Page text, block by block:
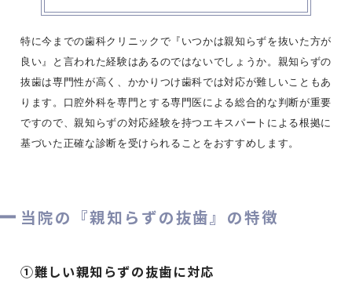
特に今までの歯科クリニックで『いつかは親知らずを抜いた方が
良い』と言われた経験はあるのではないでしょうか。親知らずの
抜歯は専門性が高く、かかりつけ歯科では対応が難しいこともあ
ります。口腔外科を専門とする専門医による総合的な判断が重要
ですので、親知らずの対応経験を持つエキスパートによる根拠に
基づいた正確な診断を受けられることをおすすめします。
当院の『親知らずの抜歯』の特徴
①難しい親知らずの抜歯に対応